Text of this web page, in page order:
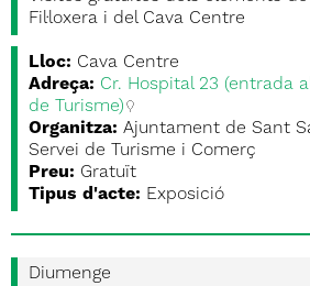
Fil·loxera i del Cava Centre
Lloc: Cava Centre
Adreça: Cr. Hospital 23 (entrada
de Turisme)
Organitza: Ajuntament de Sant
Servei de Turisme i Comerç
Preu: Gratuït
Tipus d'acte: Exposició
Diumenge